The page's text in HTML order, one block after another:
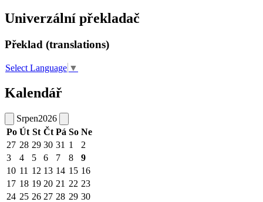
Univerzální překladač
Překlad (translations)
Select Language ▼
Kalendář
Srpen2026
Po Út St Čt Pá So Ne
27 28 29 30 31 1
2
3
4 5 6 7 8
9
10 11 12 13 14 15 16
17 18 19 20 21 22 23
24 25 26 27 28 29 30